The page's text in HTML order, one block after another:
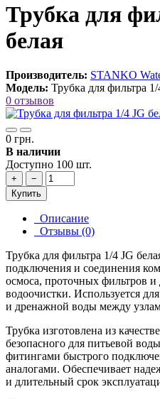
Трубка для
белая
Производитель: STANKO
Модель: Трубка для фильтра 1/
0 отзывов
0 грн.
В наличии
Доступно 100 шт.
+
−
Купить
Описание
Отзывы (0)
Трубка для фильтра 1/4 JG
подключения и соединения
осмоса, проточных фильтров и
водоочистки. Используется
и дренажной воды между
Трубка изготовлена из
безопасного для питьевой
фитингами быстрого
аналогами. Обеспечивает
и длительный срок